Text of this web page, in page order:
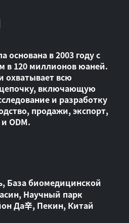
основана в 2003 году с
в 120 миллионов юаней.
охватывает всю
включающую
и разработку
продажи, экспорт,
ODM.
База биомедицинской
Научный парк
Да辛, Пекин, Китай